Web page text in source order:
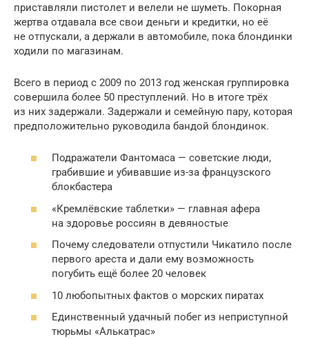
приставляли пистолет и велели не шуметь. Покорная
жертва отдавала все свои деньги и кредитки, но её
не отпускали, а держали в автомобиле, пока блондинки
ходили по магазинам.
Всего в период с 2009 по 2013 год женская группировка
совершила более 50 преступлений. Но в итоге трёх
из них задержали. Задержали и семейную пару, которая
предположительно руководила бандой блондинок.
Подражатели Фантомаса — советские люди,
грабившие и убивавшие из-за французского
блокбастера
«Кремлёвские таблетки» — главная афера
на здоровье россиян в девяностые
Почему следователи отпустили Чикатило после
первого ареста и дали ему возможность
погубить ещё более 20 человек
10 любопытных фактов о морских пиратах
Единственный удачный побег из неприступной
тюрьмы «Алькатрас»